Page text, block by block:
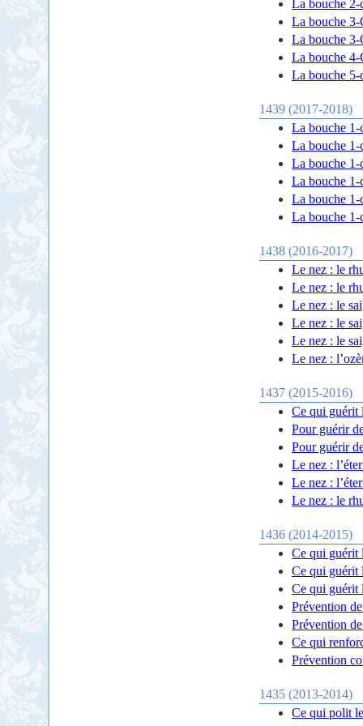
La bouche
La bouche 3-
La bouche 3-
La bouche
La bouche 5-
1439 (2017-2018)
La bouche
La bouche
La bouche
La bouche
La bouche
La bouche
1438 (2016-2017)
Le nez : le
Le nez : le
Le nez : le
Le nez : le
Le nez : le
Le nez :
1437 (2015-2016)
Ce qui guérit
Pour guérir
Pour guérir
Le nez :
Le nez :
Le nez : le
1436 (2014-2015)
Ce qui guérit
Ce qui guérit
Ce qui guérit
Prévention
Prévention
Ce qui
Prévention
1435 (2013-2014)
Ce qui polit